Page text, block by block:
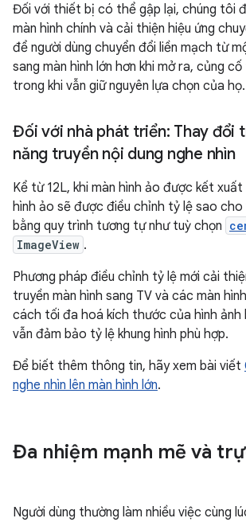
Đối với thiết bị có thể gập lại, chúng tôi
màn hình chính và cải thiện hiệu ứng
để người dùng chuyển đổi liền mạch từ
sang màn hình lớn hơn khi mở ra, củng
trong khi vẫn giữ nguyên lựa chọn của họ.
Đối với nhà phát triển: Thay đổi
năng truyền nội dung nghe nhìn
Kể từ 12L, khi màn hình ảo được kết
hình ảo sẽ được điều chỉnh tỷ lệ sao
bằng quy trình tương tự như tuỳ chọn
ImageView .
Phương pháp điều chỉnh tỷ lệ mới cải
truyền màn hình sang TV và các màn
cách tối đa hoá kích thước của hình ảnh
vẫn đảm bảo tỷ lệ khung hình phù hợp.
Để biết thêm thông tin, hãy xem bài viết
nghe nhìn lên màn hình lớn.
Đa nhiệm mạnh mẽ và
Người dùng thường làm nhiều việc cùng